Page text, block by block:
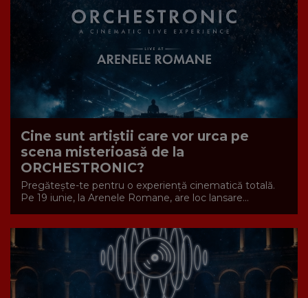
Cine sunt artiștii care vor urca pe
scena misterioasă de la
ORCHESTRONIC?
Pregătește-te pentru o experiență cinematică totală.
Pe 19 iunie, la Arenele Romane, are loc lansare...